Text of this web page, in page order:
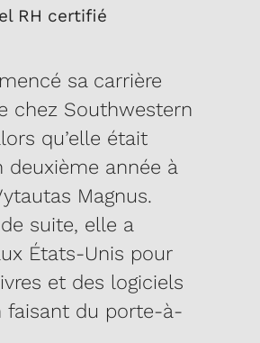
RH certifié
sa carrière
chez Southwestern
qu’elle était
deuxième année à
Magnus.
suite, elle a
États-Unis pour
et des logiciels
faisant du porte-à-